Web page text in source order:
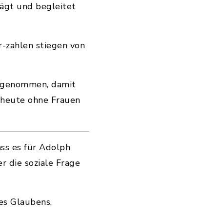
und begleitet
stiegen von
damit
ohne Frauen
es für Adolph
die soziale Frage
Glaubens.